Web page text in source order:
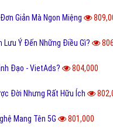
Giản Mà Ngon Miệng
Lưu Ý Đến Những Điều Gì?
Đạo - VietAds? 804,000
Đời Nhưng Rất Hữu Ích
Mang Tên 5G 801,000